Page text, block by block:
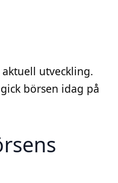
utveckling.
börsen idag på